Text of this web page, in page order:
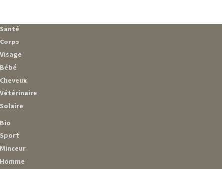
Santé
Corps
Visage
Bébé
Cheveux
Vétérinaire
Solaire
Bio
Sport
Minceur
Homme